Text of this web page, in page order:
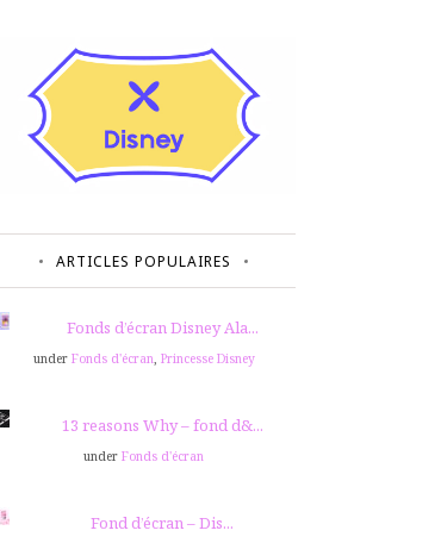
ARTICLES POPULAIRES
Fonds d’écran Disney Ala...
under Fonds d'écran Princesse Disney
13 reasons Why – fond d&...
under Fonds d'écran
Fond d’écran – Dis...